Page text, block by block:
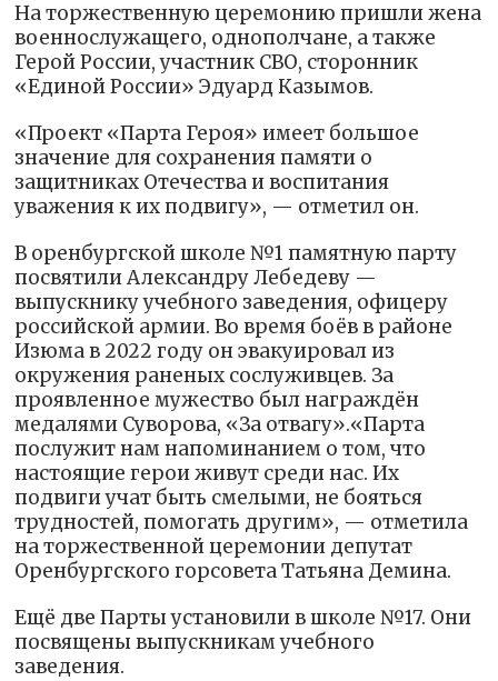
На торжественную церемонию пришли жена
военнослужащего, однополчане, а также
Герой России, участник СВО, сторонник
«Единой России» Эдуард Казымов.
«Проект «Парта Героя» имеет большое
значение для сохранения памяти о
защитниках Отечества и воспитания
уважения к их подвигу», — отметил он.
В оренбургской школе №1 памятную парту
посвятили Александру Лебедеву —
выпускнику учебного заведения, офицеру
российской армии. Во время боёв в районе
Изюма в 2022 году он эвакуировал из
окружения раненых сослуживцев. За
проявленное мужество был награждён
медалями Суворова, «За отвагу».«Парта
послужит нам напоминанием о том, что
настоящие герои живут среди нас. Их
подвиги учат быть смелыми, не бояться
трудностей, помогать другим», — отметила
на торжественной церемонии депутат
Оренбургского горсовета Татьяна Демина.
Ещё две Парты установили в школе №17. Они
посвящены выпускникам учебного
заведения.